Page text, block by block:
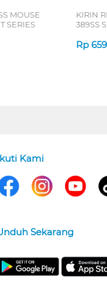
MOUSE
SERIES
KIRIN
389SS
Rp
Kami
Sekarang